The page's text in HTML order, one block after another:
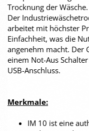
Trocknung der Wäsche.
Der
arbeitet mit höchster
Einfachheit, was die
angenehm macht. Der
einem Not-Aus
USB-Anschluss.
Merkmale:
IM 10 ist eine